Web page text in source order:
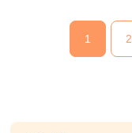
1 2